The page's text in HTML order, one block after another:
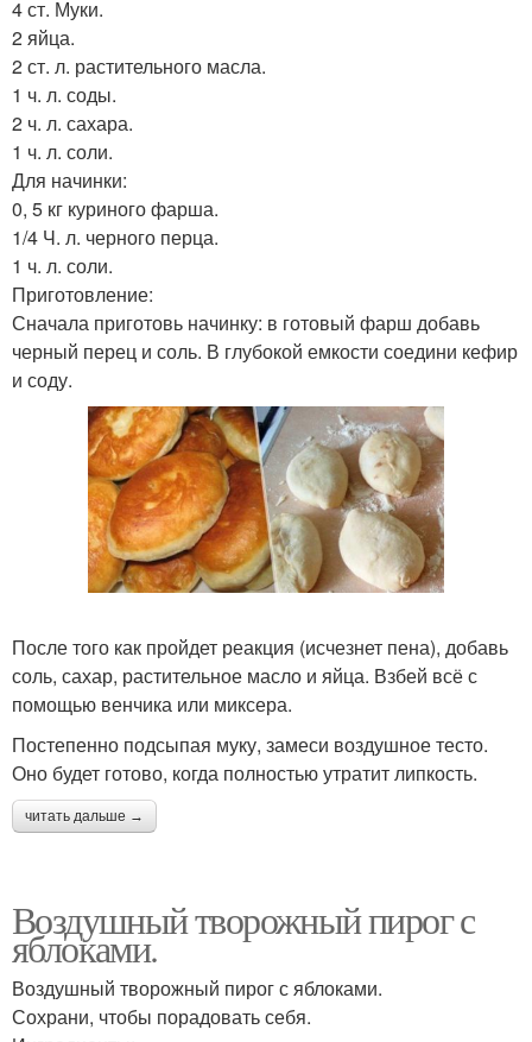
4 ст. Муки.
2 яйца.
2 ст. л. растительного масла.
1 ч. л. соды.
2 ч. л. сахара.
1 ч. л. соли.
Для начинки:
0, 5 кг куриного фарша.
1/4 Ч. л. черного перца.
1 ч. л. соли.
Приготовление:
Сначала приготовь начинку: в готовый фарш добавь
черный перец и соль. В глубокой емкости соедини кефир
и соду.
После того как пройдет реакция (исчезнет пена), добавь
соль, сахар, растительное масло и яйца. Взбей всё с
помощью венчика или миксера.
Постепенно подсыпая муку, замеси воздушное тесто.
Оно будет готово, когда полностью утратит липкость.
читать дальше →
Воздушный творожный пирог с
яблоками.
Воздушный творожный пирог с яблоками.
Сохрани, чтобы порадовать себя.